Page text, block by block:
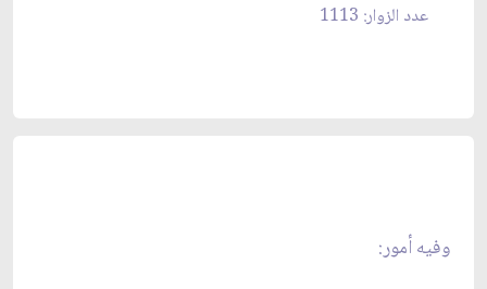
عدد الزوار: 1113
وفيه أمور: